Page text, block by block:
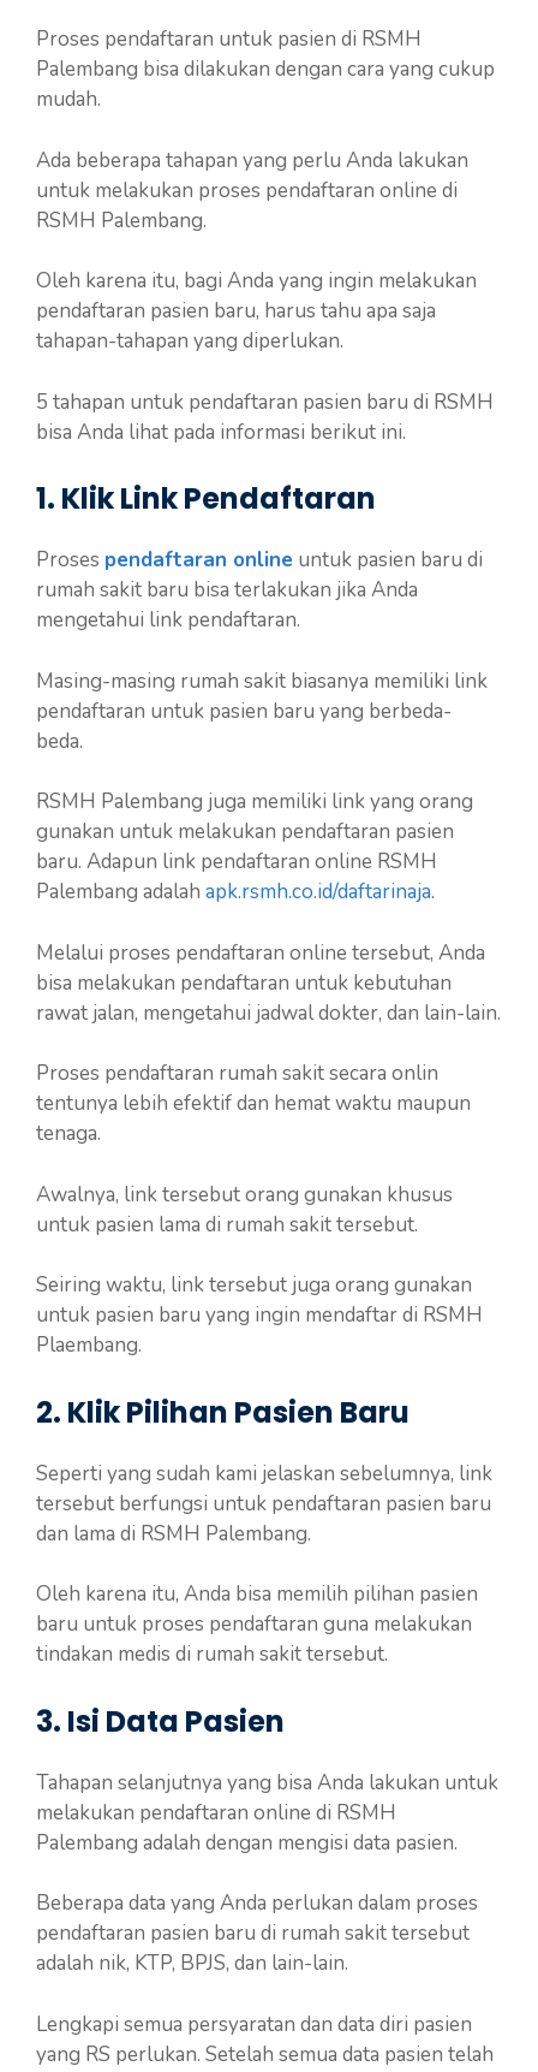
Proses pendaftaran untuk pasien di RSMH
Palembang bisa dilakukan dengan cara yang cukup
mudah.
Ada beberapa tahapan yang perlu Anda lakukan
untuk melakukan proses pendaftaran online di
RSMH Palembang.
Oleh karena itu, bagi Anda yang ingin melakukan
pendaftaran pasien baru, harus tahu apa saja
tahapan-tahapan yang diperlukan.
5 tahapan untuk pendaftaran pasien baru di RSMH
bisa Anda lihat pada informasi berikut ini.
1. Klik Link Pendaftaran
Proses pendaftaran online untuk pasien baru di
rumah sakit baru bisa terlakukan jika Anda
mengetahui link pendaftaran.
Masing-masing rumah sakit biasanya memiliki link
pendaftaran untuk pasien baru yang berbeda-
beda.
RSMH Palembang juga memiliki link yang orang
gunakan untuk melakukan pendaftaran pasien
baru. Adapun link pendaftaran online RSMH
Palembang adalah apk.rsmh.co.id/daftarinaja.
Melalui proses pendaftaran online tersebut, Anda
bisa melakukan pendaftaran untuk kebutuhan
rawat jalan, mengetahui jadwal dokter, dan lain-lain.
Proses pendaftaran rumah sakit secara onlin
tentunya lebih efektif dan hemat waktu maupun
tenaga.
Awalnya, link tersebut orang gunakan khusus
untuk pasien lama di rumah sakit tersebut.
Seiring waktu, link tersebut juga orang gunakan
untuk pasien baru yang ingin mendaftar di RSMH
Plaembang.
2. Klik Pilihan Pasien Baru
Seperti yang sudah kami jelaskan sebelumnya, link
tersebut berfungsi untuk pendaftaran pasien baru
dan lama di RSMH Palembang.
Oleh karena itu, Anda bisa memilih pilihan pasien
baru untuk proses pendaftaran guna melakukan
tindakan medis di rumah sakit tersebut.
3. Isi Data Pasien
Tahapan selanjutnya yang bisa Anda lakukan untuk
melakukan pendaftaran online di RSMH
Palembang adalah dengan mengisi data pasien.
Beberapa data yang Anda perlukan dalam proses
pendaftaran pasien baru di rumah sakit tersebut
adalah nik, KTP, BPJS, dan lain-lain.
Lengkapi semua persyaratan dan data diri pasien
yang RS perlukan. Setelah semua data pasien telah